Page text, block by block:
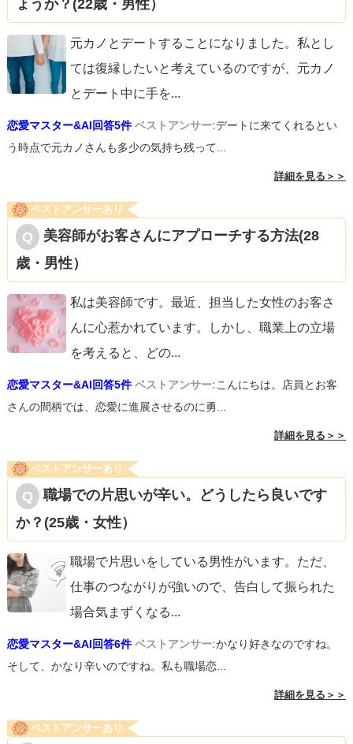
ょうか？(22歳・男性）
元カノとデートすることになりました。私とし
ては復縁したいと考えているのですが、元カノ
とデート中に手を...
恋愛マスター&AI回答5件 ベストアンサー:デートに来てくれるとい
う時点で元カノさんも多少の気持ち残って...
詳細を見る＞＞
ベストアンサーあり
美容師がお客さんにアプローチする方法(28
歳・男性）
私は美容師です。最近、担当した女性のお客さ
んに心惹かれています。しかし、職業上の立場
を考えると、どの...
恋愛マスター&AI回答5件 ベストアンサー:こんにちは。店員とお客
さんの間柄では、恋愛に進展させるのに勇...
詳細を見る＞＞
ベストアンサーあり
職場での片思いが辛い。どうしたら良いです
か？(25歳・女性）
職場で片思いをしている男性がいます。ただ、
仕事のつながりが強いので、告白して振られた
場合気まずくなる...
恋愛マスター&AI回答6件 ベストアンサー:かなり好きなのですね。
そして、かなり辛いのですね。私も職場恋...
詳細を見る＞＞
ベストアンサーあり